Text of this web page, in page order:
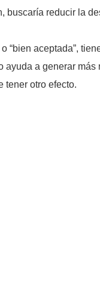
buscaría reducir la
“bien aceptada”,
ayuda a generar
tener otro efecto.